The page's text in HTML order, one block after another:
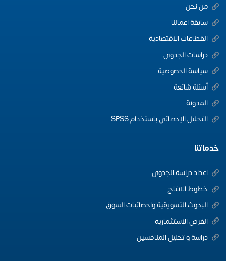
من نحن
سابقة اعمالنا
القطاعات الاقتصادية
دراسات الجدوي
سياسة الخصوصية
أسئلة شائعة
المدونة
التحليل الإحصائي باستخدام SPSS
خدماتنا
اعداد دراسة الجدوى
خطوط الانتاج
البحوث التسويقية واحصائيات السوق
الفرص الاستثماريه
دراسة و تحليل المنافسين